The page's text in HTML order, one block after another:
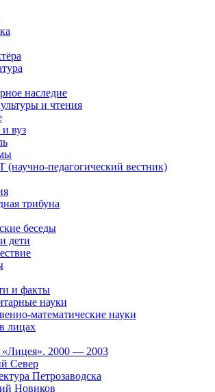
наследие
и чтения
вуз
педагогический вестник)
трибуна
беседы
дети
и факты
науки
математические науки
лицах
2000 — 2003
Север
Петрозаводска
Новиков